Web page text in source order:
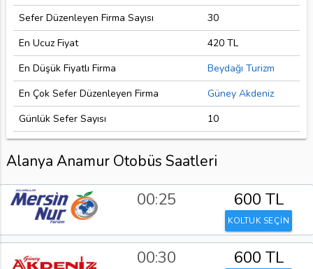
Sefer Düzenleyen Firma Sayısı
30
En Ucuz Fiyat
420 TL
En Düşük Fiyatlı Firma
Beydağı Turizm
En Çok Sefer Düzenleyen Firma
Güney Akdeniz
Günlük Sefer Sayısı
10
Alanya Anamur Otobüs Saatleri
00:25 600 TL
KOLTUK SEÇİN
00:30 600 TL